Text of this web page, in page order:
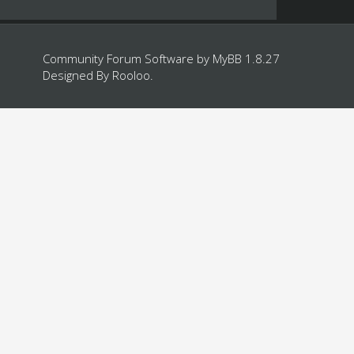
Community Forum Software by MyBB 1.8.27
Designed By Rooloo.